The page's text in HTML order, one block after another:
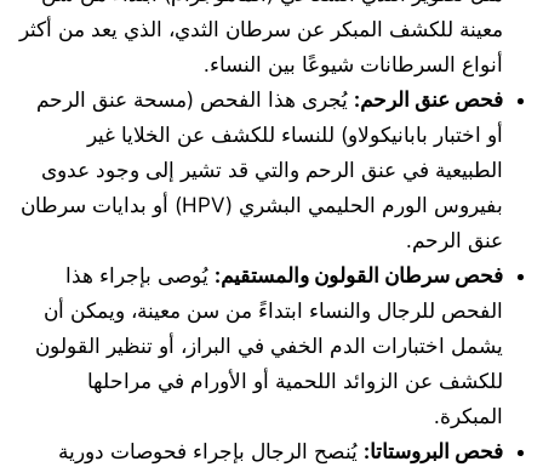
معينة للكشف المبكر عن سرطان الثدي، الذي يعد من أكثر
أنواع السرطانات شيوعًا بين النساء.
فحص عنق الرحم: يُجرى هذا الفحص (مسحة عنق الرحم
أو اختبار بابانيكولاو) للنساء للكشف عن الخلايا غير
الطبيعية في عنق الرحم والتي قد تشير إلى وجود عدوى
بفيروس الورم الحليمي البشري (HPV) أو بدايات سرطان
عنق الرحم.
فحص سرطان القولون والمستقيم: يُوصى بإجراء هذا
الفحص للرجال والنساء ابتداءً من سن معينة، ويمكن أن
يشمل اختبارات الدم الخفي في البراز، أو تنظير القولون
للكشف عن الزوائد اللحمية أو الأورام في مراحلها
المبكرة.
فحص البروستاتا: يُنصح الرجال بإجراء فحوصات دورية